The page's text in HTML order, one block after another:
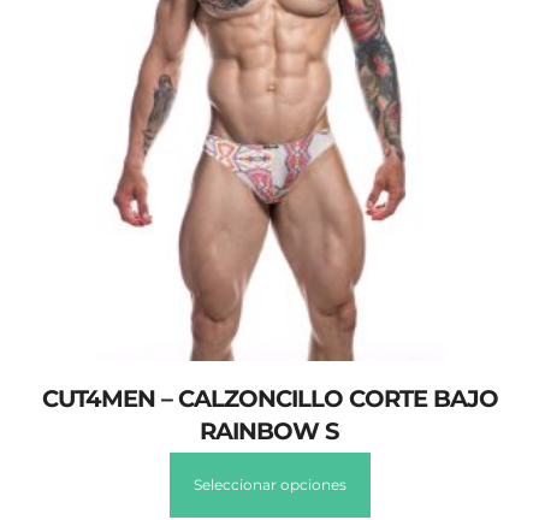
CUT4MEN – CALZONCILLO CORTE BAJO
RAINBOW S
Seleccionar opciones